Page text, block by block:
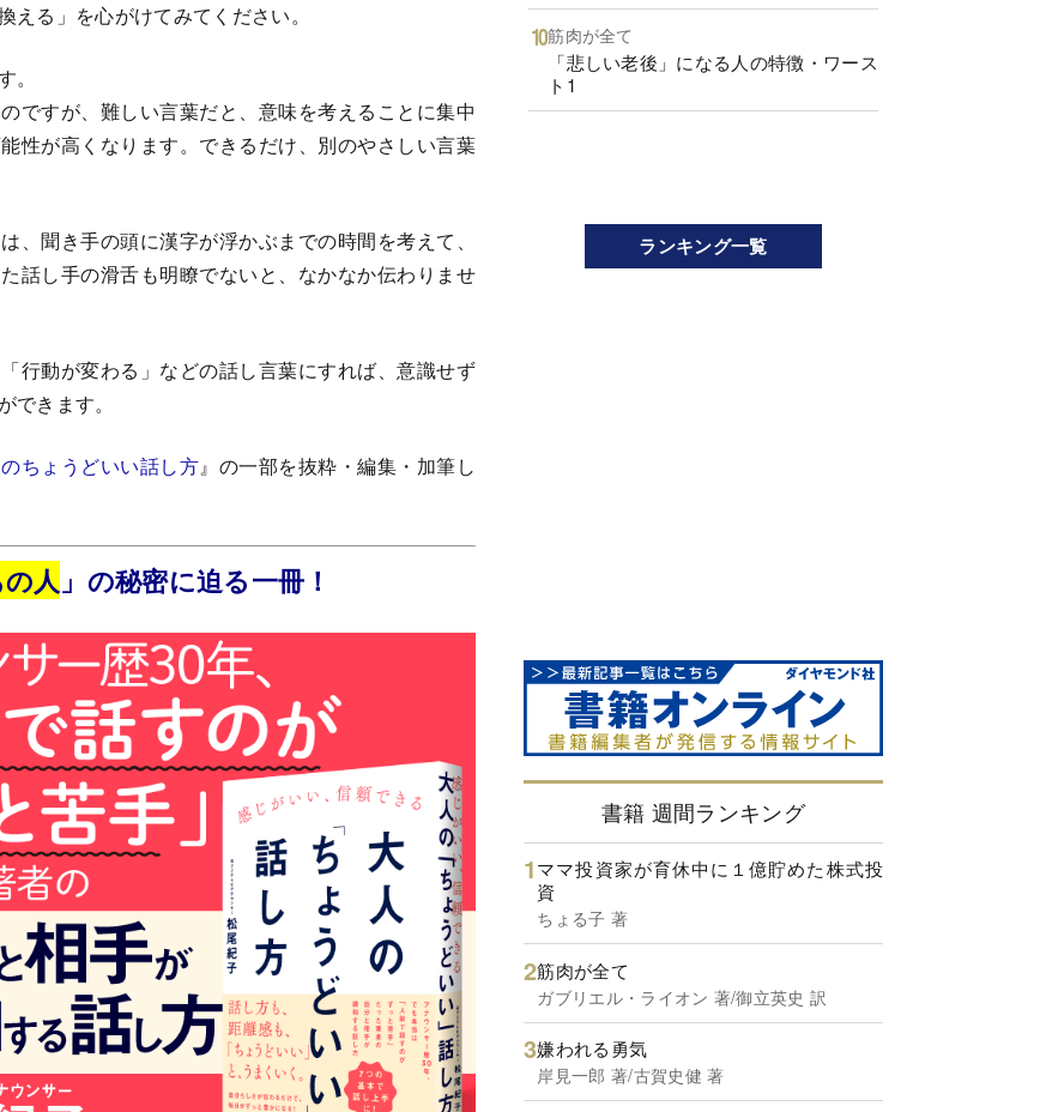
える」を心がけてみてください。
ですが、難しい言葉だと、意味を考えることに集中
性が高くなります。できるだけ、別のやさしい言葉
聞き手の頭に漢字が浮かぶまでの時間を考えて、
話し手の滑舌も明瞭でないと、なかなか伝わりませ
行動が変わる」などの話し言葉にすれば、意識せず
きます。
ちょうどいい話し方』の一部を抜粋・編集・加筆し
人 」の秘密に迫る一冊！
筋肉が全て
「悲しい老後」になる人の特徴・ワース
ト1
ランキング一覧
書籍 週間ランキング
ママ投資家が育休中に１億貯めた株式投
資
ちょる子 著
筋肉が全て
ガブリエル・ライオン 著/御立英史 訳
嫌われる勇気
岸見一郎 著/古賀史健 著